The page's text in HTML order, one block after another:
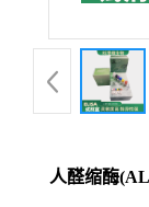
人醛缩酶